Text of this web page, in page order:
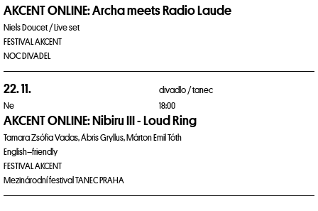
AKCENT ONLINE: Archa meets Radio Laude
Niels Doucet / Live set
FESTIVAL AKCENT
NOC DIVADEL
22. 11.
Ne
divadlo /tanec
18:00
AKCENT ONLINE: Nibiru III - Loud Ring
Tamara Zsófia Vadas, Ábris Gryllus, Márton Emil Tóth
English–friendly
FESTIVAL AKCENT
Mezinárodní festival TANEC PRAHA